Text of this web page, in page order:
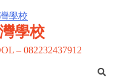
學校
– 082232437912